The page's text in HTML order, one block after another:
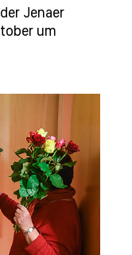
Jenaer
um